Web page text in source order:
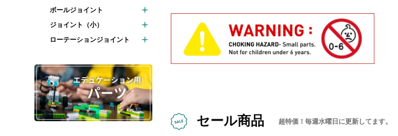
ボールジョイント
ジョイント（小）
ローテーションジョイント
セール商品 超特価！毎週水曜日に更新してます。